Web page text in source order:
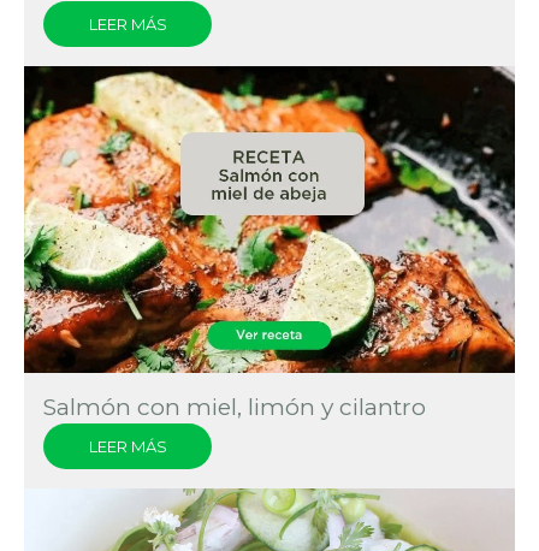
LEER MÁS
Salmón con miel, limón y cilantro
LEER MÁS